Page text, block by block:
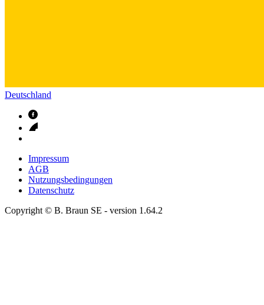
Deutschland
Impressum
AGB
Nutzungsbedingungen
Datenschutz
Copyright © B. Braun SE - version 1.64.2